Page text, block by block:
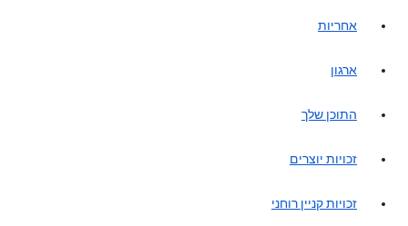
אחריות
ארגון
התוכן שלך
זכויות יוצרים
זכויות קניין רוחני